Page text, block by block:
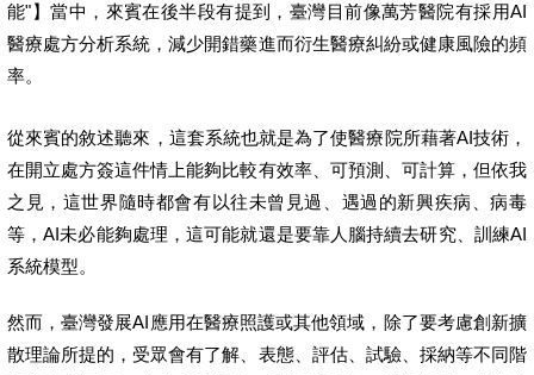
能"】當中，來賓在後半段有提到，臺灣目前像萬芳醫院有採用AI
醫療處方分析系統，減少開錯藥進而衍生醫療糾紛或健康風險的頻
率。
從來賓的敘述聽來，這套系統也就是為了使醫療院所藉著AI技術，
在開立處方簽這件情上能夠比較有效率、可預測、可計算，但依我
之見，這世界隨時都會有以往未曾見過、遇過的新興疾病、病毒
等，AI未必能夠處理，這可能就還是要靠人腦持續去研究、訓練AI
系統模型。
然而，臺灣發展AI應用在醫療照護或其他領域，除了要考慮創新擴
散理論所提的，受眾會有了解、表態、評估、試驗、採納等不同階